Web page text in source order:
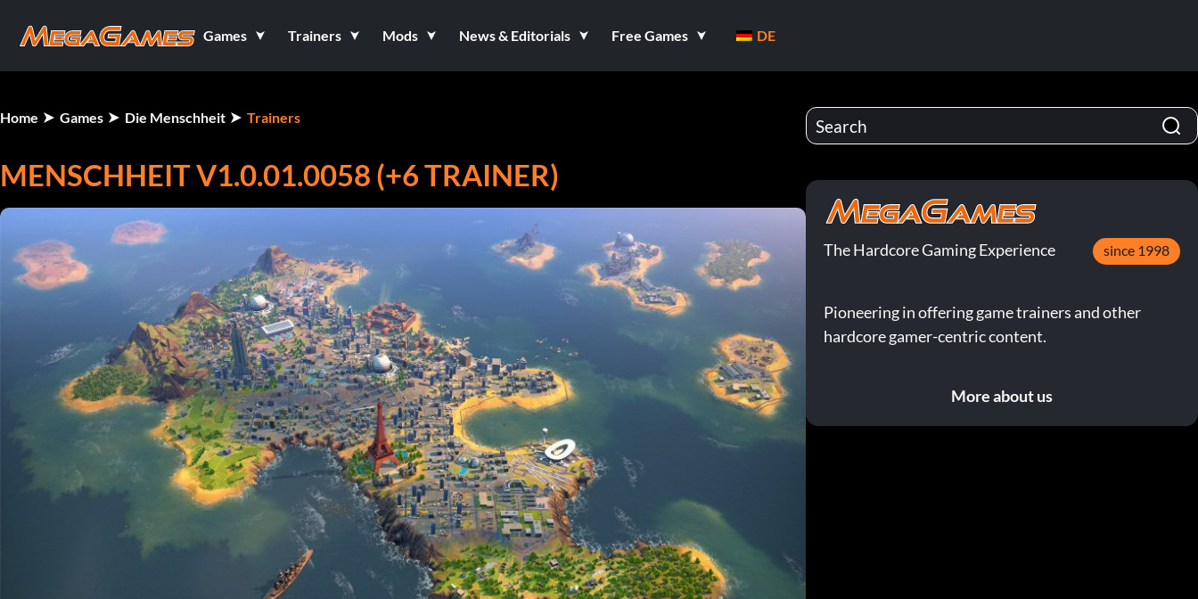
Games Trainers Mods News & Editorials Free Games DE
Home Games Die Menschheit Trainers
MENSCHHEIT V1.0.01.0058 (+6 TRAINER)
The Hardcore Gaming Experience since 1998
Pioneering in offering game trainers and other
hardcore gamer-centric content.
More about us